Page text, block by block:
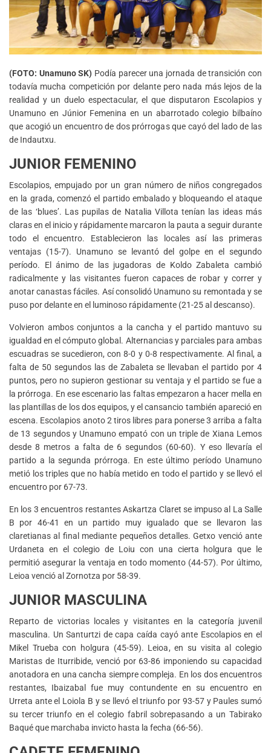
(FOTO: Unamuno SK) Podía parecer una jornada de transición con
todavía mucha competición por delante pero nada más lejos de la
realidad y un duelo espectacular, el que disputaron Escolapios y
Unamuno en Júnior Femenina en un abarrotado colegio bilbaíno
que acogió un encuentro de dos prórrogas que cayó del lado de las
de Indautxu.
JUNIOR FEMENINO
Escolapios, empujado por un gran número de niños congregados
en la grada, comenzó el partido embalado y bloqueando el ataque
de las ‘blues’. Las pupilas de Natalia Villota tenían las ideas más
claras en el inicio y rápidamente marcaron la pauta a seguir durante
todo el encuentro. Establecieron las locales así las primeras
ventajas (15-7). Unamuno se levantó del golpe en el segundo
período. El ánimo de las jugadoras de Koldo Zabaleta cambió
radicalmente y las visitantes fueron capaces de robar y correr y
anotar canastas fáciles. Así consolidó Unamuno su remontada y se
puso por delante en el luminoso rápidamente (21-25 al descanso).
Volvieron ambos conjuntos a la cancha y el partido mantuvo su
igualdad en el cómputo global. Alternancias y parciales para ambas
escuadras se sucedieron, con 8-0 y 0-8 respectivamente. Al final, a
falta de 50 segundos las de Zabaleta se llevaban el partido por 4
puntos, pero no supieron gestionar su ventaja y el partido se fue a
la prórroga. En ese escenario las faltas empezaron a hacer mella en
las plantillas de los dos equipos, y el cansancio también apareció en
escena. Escolapios anoto 2 tiros libres para ponerse 3 arriba a falta
de 13 segundos y Unamuno empató con un triple de Xiana Lemos
desde 8 metros a falta de 6 segundos (60-60). Y eso llevaría el
partido a la segunda prórroga. En este último período Unamuno
metió los triples que no había metido en todo el partido y se llevó el
encuentro por 67-73.
En los 3 encuentros restantes Askartza Claret se impuso al La Salle
B por 46-41 en un partido muy igualado que se llevaron las
claretianas al final mediante pequeños detalles. Getxo venció ante
Urdaneta en el colegio de Loiu con una cierta holgura que le
permitió asegurar la ventaja en todo momento (44-57). Por último,
Leioa venció al Zornotza por 58-39.
JUNIOR MASCULINA
Reparto de victorias locales y visitantes en la categoría juvenil
masculina. Un Santurtzi de capa caída cayó ante Escolapios en el
Mikel Trueba con holgura (45-59). Leioa, en su visita al colegio
Maristas de Iturribide, venció por 63-86 imponiendo su capacidad
anotadora en una cancha siempre compleja. En los dos encuentros
restantes, Ibaizabal fue muy contundente en su encuentro en
Urreta ante el Loiola B y se llevó el triunfo por 93-57 y Paules sumó
su tercer triunfo en el colegio fabril sobrepasando a un Tabirako
Baqué que marchaba invicto hasta la fecha (66-56).